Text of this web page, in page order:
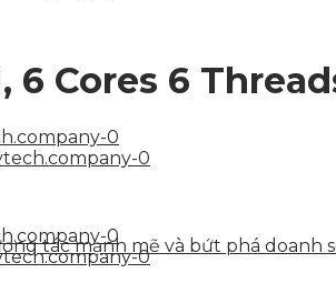
tác mạnh mẽ và bứt phá doanh
6 Cores 6